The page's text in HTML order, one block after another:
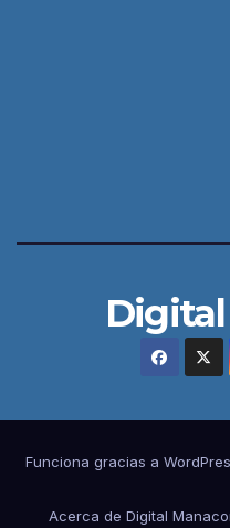
Funciona gracias a
Acerca de Digital